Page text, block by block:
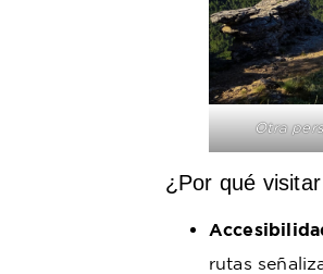
Otra
¿Por qué
rutas